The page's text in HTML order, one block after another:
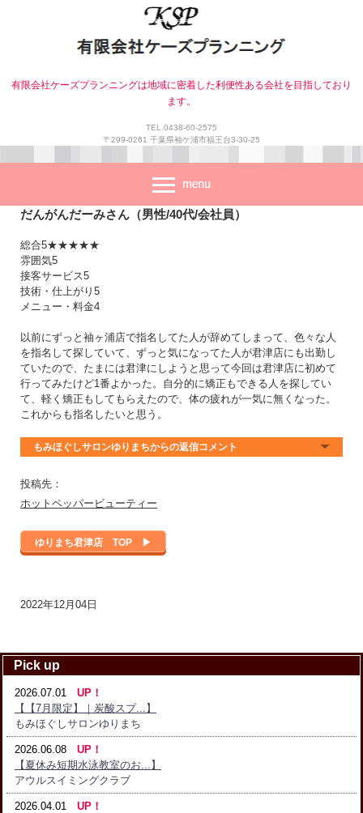
有限会社ケーズプランニングは地域に密着した利便性ある会社を目指しており
ます。
TEL.0438-60-2575
〒299-0261 千葉県袖ケ浦市福王台3-30-25
だんがんだーみさん（男性/40代/会社員）
総合5★★★★★
雰囲気5
接客サービス5
技術・仕上がり5
メニュー・料金4
以前にずっと袖ヶ浦店で指名してた人が辞めてしまって、色々な人
を指名して探していて、ずっと気になってた人が君津店にも出勤し
ていたので、たまには君津にしようと思って今回は君津店に初めて
行ってみたけど1番よかった。自分的に矯正もできる人を探してい
て、軽く矯正もしてもらえたので、体の疲れが一気に無くなった。
これからも指名したいと思う。
もみほぐしサロンゆりまちからの返信コメント
投稿先：
ホットペッパービューティー
ゆりまち君津店 TOP ▶
2022年12月04日
Pick up
2026.07.01 UP！
【【7月限定】｜炭酸スプ...】
もみほぐしサロンゆりまち
2026.06.08 UP！
【夏休み短期水泳教室のお...】
アウルスイミングクラブ
2026.04.01 UP！